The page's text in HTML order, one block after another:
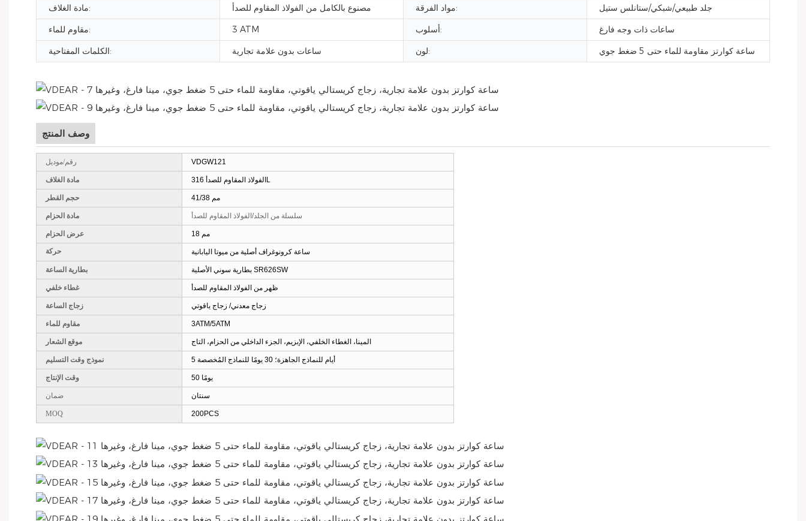
مادة الغلاف:
مصنوع بالكامل من الفولاذ المقاوم للصدأ مواد الفرقة:
جلد طبيعي/شبكي/ستانلس ستيل
مقاوم للماء:
3 ATM أسلوب:
ساعات ذات وجه فارغ
الكلمات المفتاحية:
ساعات بدون علامة تجارية لون: ساعة كوارتز مقاومة للماء حتى 5 ضغط جوي
وصف المنتج
رقم/موديل VDGW121
مادة الغلاف الفولاذ المقاوم للصدأ 316L
حجم القطر 41/38 مم
مادة الحزام سلسلة من الجلد/الفولاذ المقاوم للصدأ
عرض الحزام 18 مم
حركة ساعة كرونوغراف أصلية من ميوتا اليابانية
بطارية الساعة بطارية سوني الأصلية SR626SW
غطاء خلفي ظهر من الفولاذ المقاوم للصدأ
زجاج الساعة زجاج معدني/ زجاج ياقوتي
مقاوم للماء 3ATM/5ATM
موقع الشعار المينا، الغطاء الخلفي، الإبزيم، الجزء الداخلي من الحزام، التاج
نموذج وقت التسليم 5 أيام للنماذج الجاهزة؛ 30 يومًا للنماذج المُخصصة
وقت الإنتاج 50 يومًا
ضمان سنتان
MOQ 200PCS